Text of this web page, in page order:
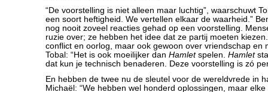
“De voorstelling is niet alleen maar luchtig”, waarschuwt
een soort heftigheid. We vertellen elkaar de waarheid.”
nog nooit zoveel reacties gehad op een voorstelling.
ruzie over; ze hebben het idee dat ze partij moeten
conflict en oorlog, maar ook gewoon over vriendschap en
Tobal: “Het is ook moeilijker dan Hamletspelen. Hamlet
dat kun je technisch benaderen. Deze voorstelling is zó
En hebben de twee nu de sleutel voor de wereldvrede in
Michaël: “We hebben wel honderd oplossingen, maar